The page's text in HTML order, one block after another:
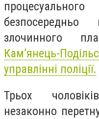
безпосередньо
злочинного
Кам’янець-
управлінні поліції.
Трьох
незаконно